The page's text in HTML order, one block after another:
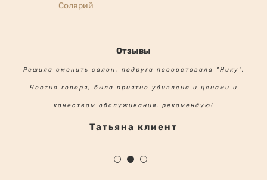
Солярий
Отзывы
Решила сменить салон, подруга посоветовала "Нику".
Честно говоря, была приятно удивлена и ценами и
качеством обслуживания. рекомендую!
Татьяна клиент